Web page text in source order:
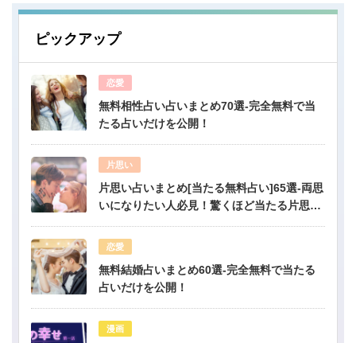
ピックアップ
恋愛
無料相性占い占いまとめ70選-完全無料で当
たる占いだけを公開！
片思い
片思い占いまとめ[当たる無料占い]65選-両思
いになりたい人必見！驚くほど当たる片思い
恋愛
無料結婚占いまとめ60選-完全無料で当たる
占いだけを公開！
漫画